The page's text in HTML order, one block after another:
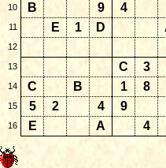
10 B 9 4
11 E 1 D
12
13 C 3
14 C B 1 8
15 5 2 4 9
16 E A 4